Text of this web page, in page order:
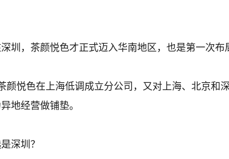
圳，茶颜悦色才正式迈入华南地区，也是第一次布
颜悦色在上海低调成立分公司，又对上海、北京和
地经营做铺垫。
深圳？